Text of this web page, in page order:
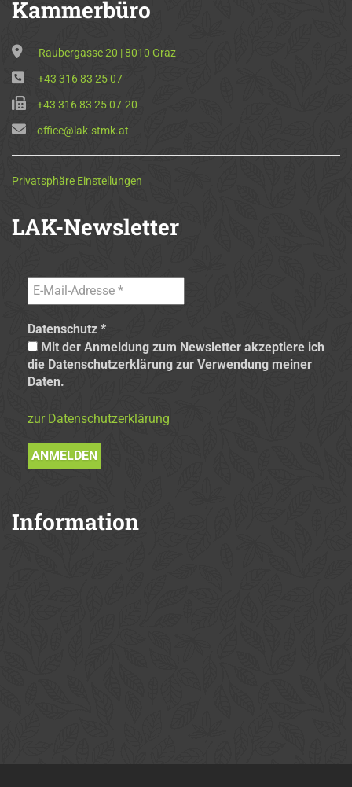
Kammerbüro
Raubergasse 20 | 8010 Graz
+43 316 83 25 07
+43 316 83 25 07-20
office@lak-stmk.at
Privatsphäre Einstellungen
LAK-Newsletter
Datenschutz *
Mit der Anmeldung zum Newsletter akzeptiere ich
die Datenschutzerklärung zur Verwendung meiner
Daten.
zur Datenschutzerklärung
Information